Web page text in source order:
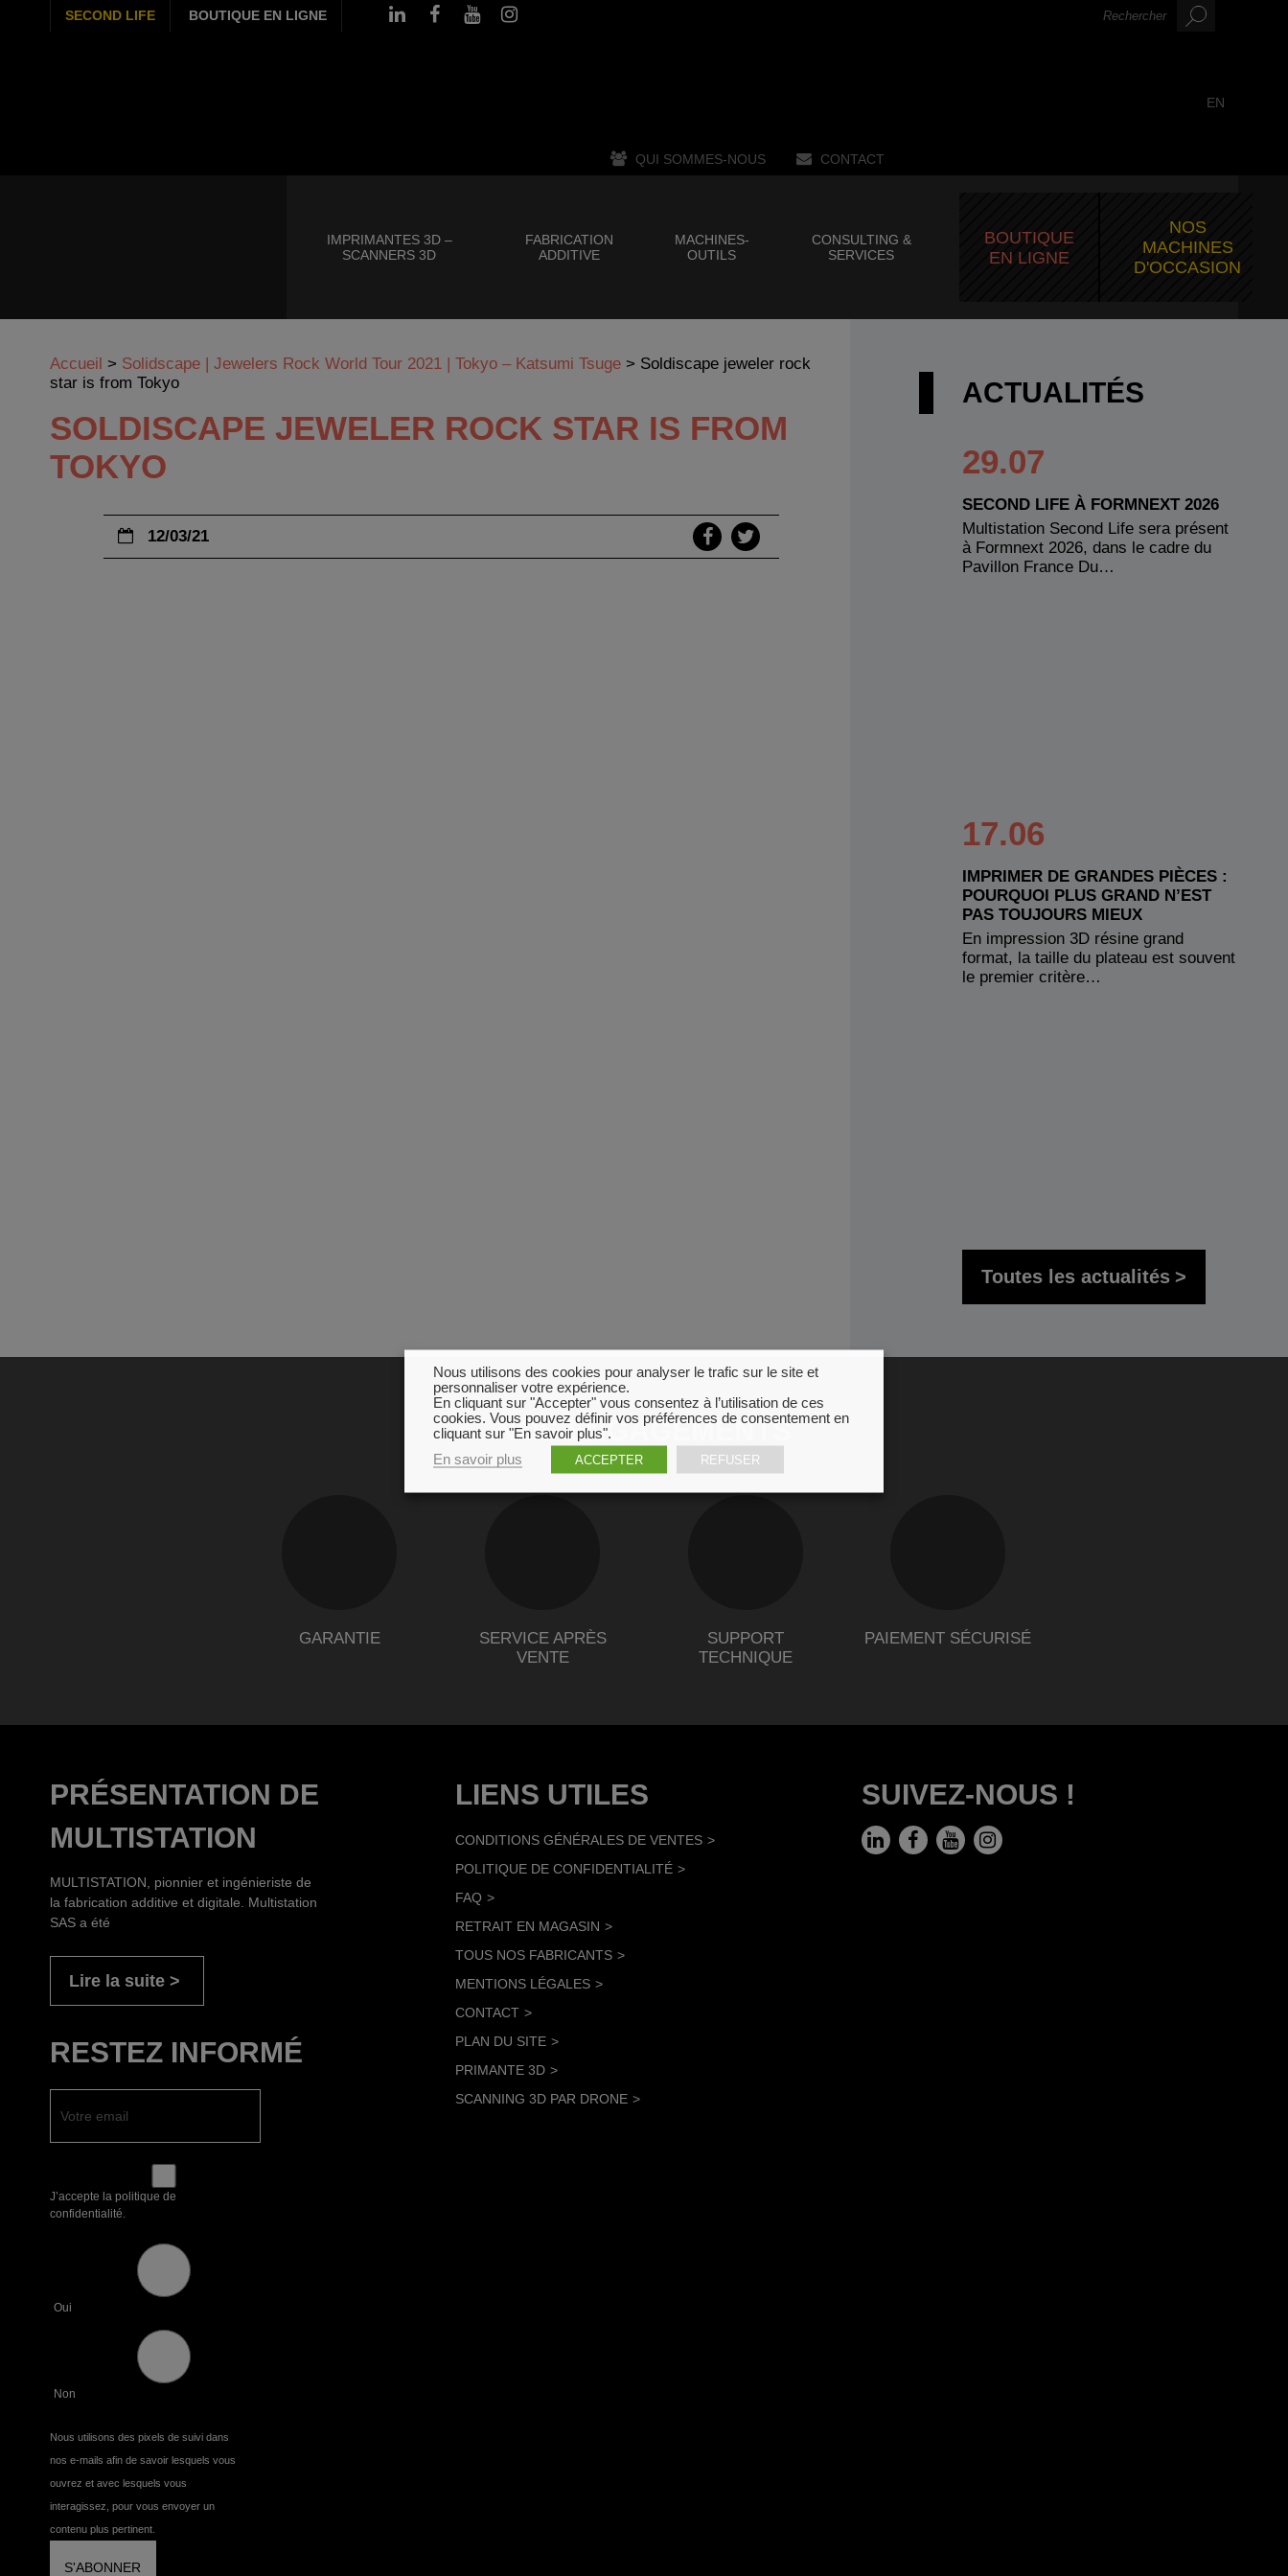
SECOND LIFE BOUTIQUE EN LIGNE
QUI SOMMES-NOUS CONTACT
EN
IMPRIMANTES 3D –
SCANNERS 3D
FABRICATION
ADDITIVE
MACHINES-
OUTILS
CONSULTING &
SERVICES
BOUTIQUE
EN LIGNE
NOS
MACHINES
D'OCCASION
Accueil > Solidscape | Jewelers Rock World Tour 2021 | Tokyo – Katsumi Tsuge > Soldiscape jeweler rock
star is from Tokyo
SOLDISCAPE JEWELER ROCK STAR IS FROM
TOKYO
12/03/21
ACTUALITÉS
29.07
SECOND LIFE À FORMNEXT 2026
Multistation Second Life sera présent
à Formnext 2026, dans le cadre du
Pavillon France Du…
17.06
IMPRIMER DE GRANDES PIÈCES :
POURQUOI PLUS GRAND N’EST
PAS TOUJOURS MIEUX
En impression 3D résine grand
format, la taille du plateau est souvent
le premier critère…
Toutes les actualités
NOS ENGAGEMENTS
GARANTIE
SERVICE APRÈS
VENTE
SUPPORT
TECHNIQUE
PAIEMENT SÉCURISÉ
PRÉSENTATION DE
MULTISTATION
MULTISTATION, pionnier et ingénieriste de
la fabrication additive et digitale. Multistation
SAS a été
Lire la suite
RESTEZ INFORMÉ
J’accepte la politique de
confidentialité.
Oui
Non
Nous utilisons des pixels de suivi dans
nos e-mails afin de savoir lesquels vous
ouvrez et avec lesquels vous
interagissez, pour vous envoyer un
contenu plus pertinent.
LIENS UTILES
CONDITIONS GÉNÉRALES DE VENTES
POLITIQUE DE CONFIDENTIALITÉ
FAQ
RETRAIT EN MAGASIN
TOUS NOS FABRICANTS
MENTIONS LÉGALES
CONTACT
PLAN DU SITE
PRIMANTE 3D
SCANNING 3D PAR DRONE
SUIVEZ-NOUS !
Nous utilisons des cookies pour analyser le trafic sur le site et
personnaliser votre expérience.
En cliquant sur "Accepter" vous consentez à l’utilisation de ces
cookies. Vous pouvez définir vos préférences de consentement en
cliquant sur "En savoir plus".
En savoir plus
ACCEPTER REFUSER